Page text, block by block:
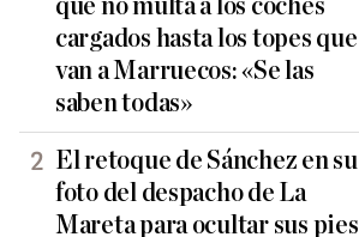
qué no multa a los coches
cargados hasta los topes que
van a Marruecos: «Se las
saben todas»
El retoque de Sánchez en su
foto del despacho de La
Mareta para ocultar sus pies